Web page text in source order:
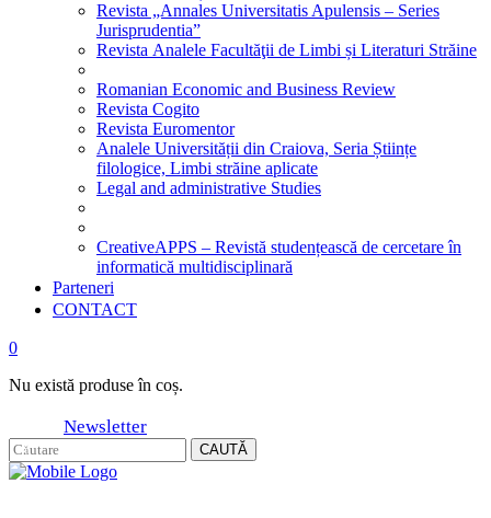
Revista „Annales Universitatis Apulensis – Series
Jurisprudentia”
Revista Analele Facultăţii de Limbi și Literaturi Străine
Romanian Economic and Business Review
Revista Cogito
Revista Euromentor
Analele Universității din Craiova, Seria Științe
filologice, Limbi străine aplicate
Legal and administrative Studies
CreativeAPPS – Revistă studențească de cercetare în
informatică multidisciplinară
Parteneri
CONTACT
0
Nu există produse în coș.
Newsletter
CAUTĂ